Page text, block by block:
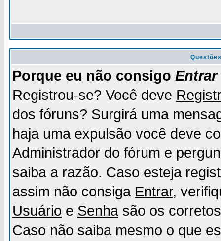
Porque eu não consigo Entrar
Registrou-se? Você deve
dos fóruns? Surgirá uma
haja uma expulsão você deve
Administrador do fórum e
saiba a razão. Caso esteja
assim não consiga Entrar,
Usuário e Senhasão os
Caso não saiba mesmo o que